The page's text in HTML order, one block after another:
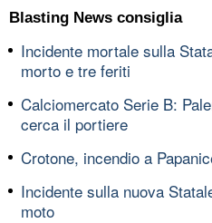
Blasting News consiglia
Incidente mortale sulla
morto e tre feriti
Calciomercato Serie B:
cerca il portiere
Crotone, incendio a
Incidente sulla nuova
moto